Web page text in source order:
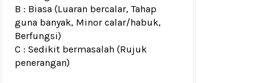
B : Biasa (Luaran bercalar, Tahap
guna banyak, Minor calar/habuk,
Berfungsi)
C : Sedikit bermasalah (Rujuk
penerangan)